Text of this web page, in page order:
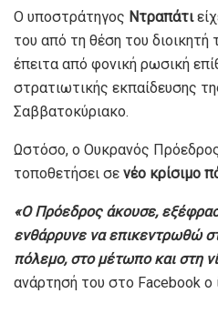
Ο υποστράτηγος Ντραπάτι
του από τη θέση του
έπειτα από φονική ρωσική
στρατιωτικής εκπαίδευσης
Σαββατοκύριακο.
Ωστόσο, ο Ουκρανός
τοποθετήσει σε νέο κρίσιμο
«Ο Πρόεδρος άκουσε,
ενθάρρυνε να επικεντρωθώ
πόλεμο, στο μέτωπο και στη
ανάρτησή του στο Facebook ο